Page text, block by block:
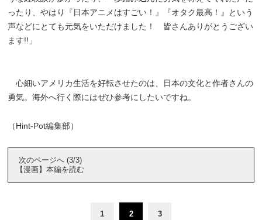
ったり、やはり『日本アニメはすごい！』『オタク最高！』という
声などにとても元気をいただけました！ 皆さんありがとうござい
ます!!」
心細いアメリカ生活を好転させたのは、日本の文化と作者さんの
勇気。海外へ行く際にはぜひ参考にしたいですね。
（Hint-Pot編集部）
次のページへ (3/3)
【漫画】本編を読む
1 2 3